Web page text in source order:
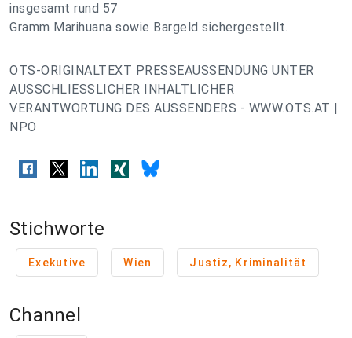
insgesamt rund 57
Gramm Marihuana sowie Bargeld sichergestellt.
OTS-ORIGINALTEXT PRESSEAUSSENDUNG UNTER
AUSSCHLIESSLICHER INHALTLICHER
VERANTWORTUNG DES AUSSENDERS - WWW.OTS.AT |
NPO
Stichworte
Exekutive Wien Justiz, Kriminalität
Channel